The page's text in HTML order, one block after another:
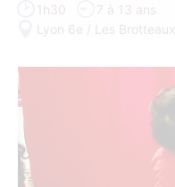
1h30
7 à 13 ans
Lyon 6e / Les Brotteaux